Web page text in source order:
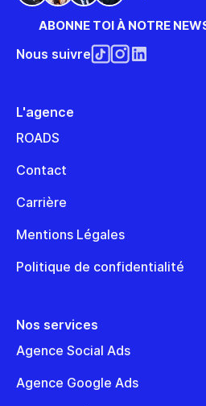
ABONNE TOI À NOTRE
Nous suivre
L'agence
ROADS
Contact
Carrière
Mentions Légales
Politique de confidentialité
Nos services
Agence Social Ads
Agence Google Ads